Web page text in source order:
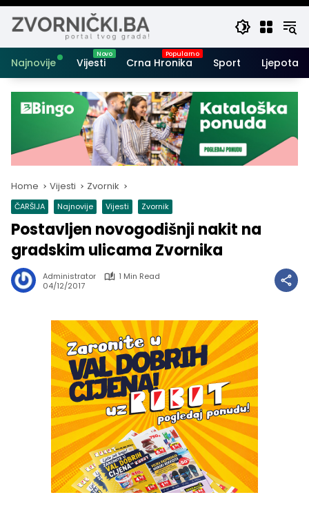
Najnovije Vijesti Crna Hronika Sport Ljepota i
Home Vijesti Zvornik
ČARŠIJA Najnovije Vijesti Zvornik
Postavljen novogodišnji nakit na
gradskim ulicama Zvornika
Administrator
1 Min Read
04/12/2017